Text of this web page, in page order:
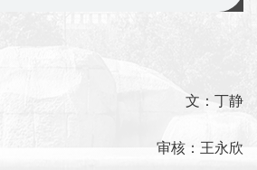
文：丁静
审核：王永欣